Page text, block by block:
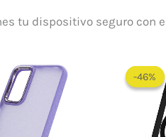
tu dispositivo seguro con
-46%
-46%